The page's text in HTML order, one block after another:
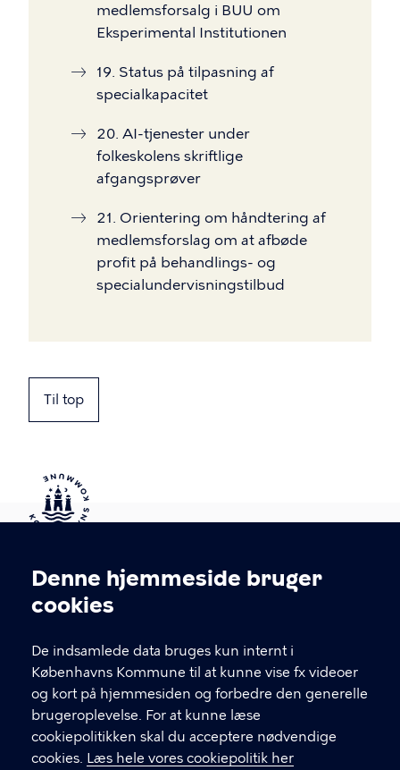
Cookieindstillinger
Denne hjemmeside bruger
cookies
De indsamlede data bruges kun internt i
Københavns Kommune til at kunne vise fx videoer
og kort på hjemmesiden og forbedre den generelle
brugeroplevelse. For at kunne læse
cookiepolitikken skal du acceptere nødvendige
cookies. Læs hele vores cookiepolitik her
medlemsforsalg i BUU om
Eksperimental Institutionen
19. Status på tilpasning af
specialkapacitet
20. AI-tjenester under
folkeskolens skriftlige
afgangsprøver
21. Orientering om håndtering af
medlemsforslag om at afbøde
profit på behandlings- og
specialundervisningstilbud
Til top
Kontakt Københavns Kommune
T
fFind andre kontakter her
CVR-nummer64942212
GENVEJE